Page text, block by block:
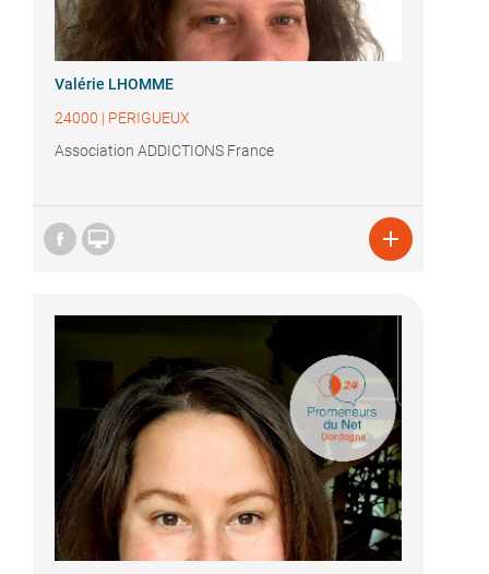
Valérie LHOMME
24000 | PERIGUEUX
Association ADDICTIONS France
 